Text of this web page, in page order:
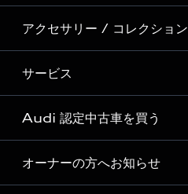
Audi Sport
Formula 1®
デジタルサービス
新車在庫検索
試乗車・展示車検索
見積り依頼
試乗予約
モデル一覧
特別仕様モデル / 限定モデル
e-tronラインアップ
価格シミュレーション
車両比較
アクセサリー / コレクション
純正アクセサリー
オンラインショップ
Audi collection
アウディナビアプリ
サービス
サービス入庫予約
サービスプログラム
メンテナンス
Audi 認定中古車を買う
Audi認定中古車
オーナーの方へお知らせ